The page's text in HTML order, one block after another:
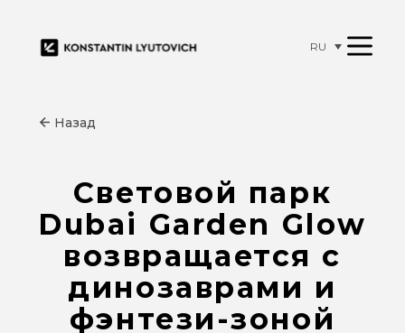
RU
Назад
Световой парк
Dubai Garden Glow
возвращается с
динозаврами и
фэнтези-зоной